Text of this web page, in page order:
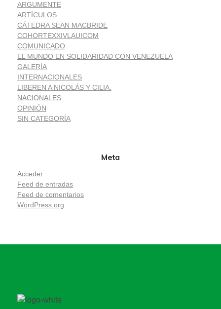
ARGUMENTE
ARTÍCULOS
CÁTEDRA SEAN MACBRIDE
COHORTEXXIVLAUICOM
COMUNICADO
EL MUNDO EN SOLIDARIDAD CON VENEZUELA
GALERÍA
INTERNACIONALES
LIBEREN A NICOLÁS Y CILIA.
NACIONALES
OPINIÓN
SIN CATEGORÍA
Meta
Acceder
Feed de entradas
Feed de comentarios
WordPress.org